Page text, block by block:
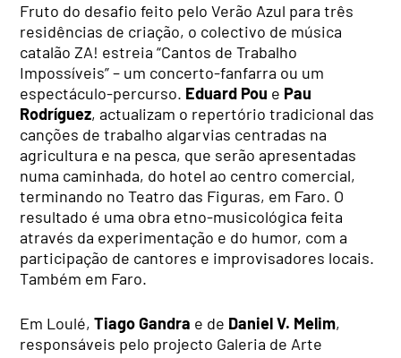
Fruto do desafio feito pelo Verão Azul para três
residências de criação, o colectivo de música
catalão ZA! estreia “Cantos de Trabalho
Impossíveis” – um concerto-fanfarra ou um
espectáculo-percurso. Eduard Pou e Pau
Rodríguez, actualizam o repertório tradicional das
canções de trabalho algarvias centradas na
agricultura e na pesca, que serão apresentadas
numa caminhada, do hotel ao centro comercial,
terminando no Teatro das Figuras, em Faro. O
resultado é uma obra etno-musicológica feita
através da experimentação e do humor, com a
participação de cantores e improvisadores locais.
Também em Faro.
Em Loulé,Tiago Gandra e de Daniel V. Melim,
responsáveis pelo projecto Galeria de Arte